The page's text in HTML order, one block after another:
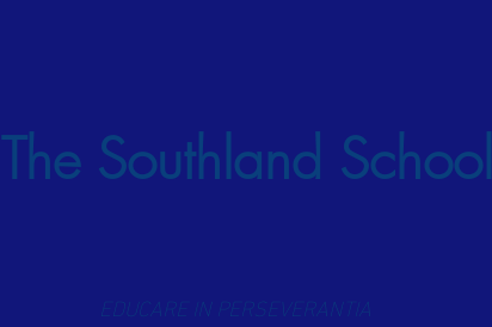
The Southland School
EDUCARE IN PERSEVERANTIA